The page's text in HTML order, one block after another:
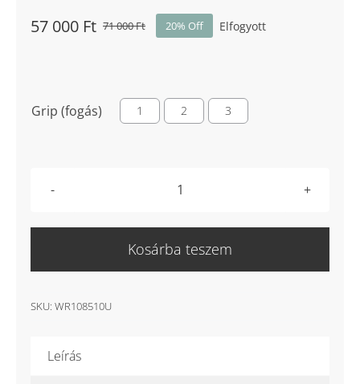
71 000FtOriginal
71
000 Ft.
57 000 Ft
Current
57
000 Ft.
20% Off Elfogyott
Grip (fogás) 1 2 3
Wilson
100
Kosárba teszem
SKU: WR108510U
Leírás